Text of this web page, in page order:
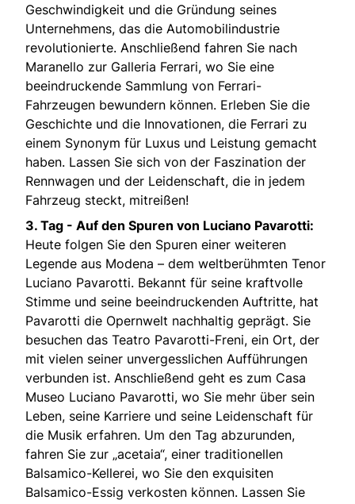
Geschwindigkeit und die Gründung seines
Unternehmens, das die Automobilindustrie
revolutionierte. Anschließend fahren Sie nach
Maranello zur Galleria Ferrari, wo Sie eine
beeindruckende Sammlung von Ferrari-
Fahrzeugen bewundern können. Erleben Sie die
Geschichte und die Innovationen, die Ferrari zu
einem Synonym für Luxus und Leistung gemacht
haben. Lassen Sie sich von der Faszination der
Rennwagen und der Leidenschaft, die in jedem
Fahrzeug steckt, mitreißen!
3. Tag - Auf den Spuren von Luciano Pavarotti:
Heute folgen Sie den Spuren einer weiteren
Legende aus Modena – dem weltberühmten Tenor
Luciano Pavarotti. Bekannt für seine kraftvolle
Stimme und seine beeindruckenden Auftritte, hat
Pavarotti die Opernwelt nachhaltig geprägt. Sie
besuchen das Teatro Pavarotti-Freni, ein Ort, der
mit vielen seiner unvergesslichen Aufführungen
verbunden ist. Anschließend geht es zum Casa
Museo Luciano Pavarotti, wo Sie mehr über sein
Leben, seine Karriere und seine Leidenschaft für
die Musik erfahren. Um den Tag abzurunden,
fahren Sie zur „acetaia“, einer traditionellen
Balsamico-Kellerei, wo Sie den exquisiten
Balsamico-Essig verkosten können. Lassen Sie